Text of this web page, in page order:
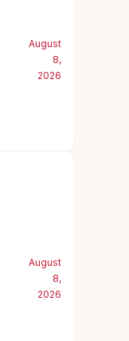
August
8,
2026
August
8,
2026